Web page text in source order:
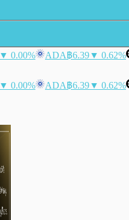
▼ 0.00% ADA฿6.39▼ 0.62%
▼ 0.00% ADA฿6.39▼ 0.62%